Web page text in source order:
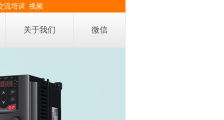
流培训 视频
关于我们 微信